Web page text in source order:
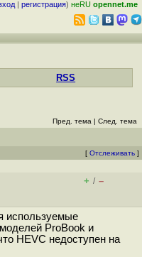
| регистрация) неRU opennet.me
RSS
Пред. тема | След. тема
[ Отслеживать ]
+ / –
используемые
ProBook и
HEVC недоступен на